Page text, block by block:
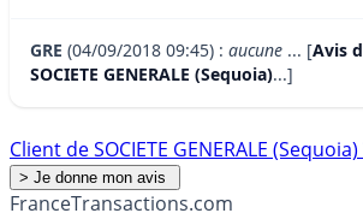
GRE (04/09/2018 09:45) : aucune ... [Avis
SOCIETE GENERALE (Sequoia)...]
Client de SOCIETE GENERALE (Sequoia)
FranceTransactions.com